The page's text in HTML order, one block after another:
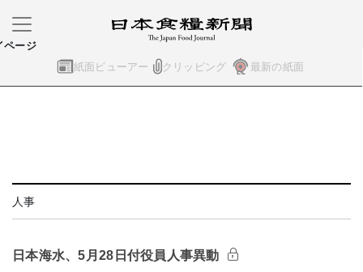
紙面ビューアー クリッピング 最新の紙面
ページ
人事
日本海水、5月28日付役員人事異動